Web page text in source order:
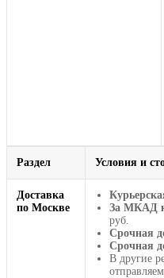
Раздел Условия и
Доставка
по Москве
За МКАД
руб.
Срочная
Срочная
В другие